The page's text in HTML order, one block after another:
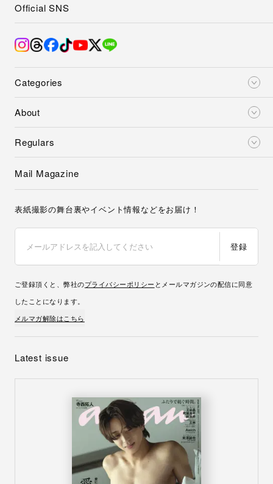
Categories
About
Regulars
Official SNS
Mail Magazine
表紙撮影の舞台裏やイベント情報などをお届け！
登録
ご登録頂くと、弊社のプライバシーポリシー とメールマガジンの配信に同意
したことになります。
メルマガ解除はこちら
Latest issue